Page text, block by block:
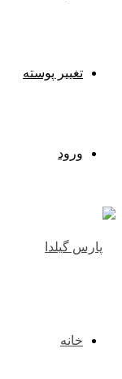
تغییر پوسته
ورود
خانه